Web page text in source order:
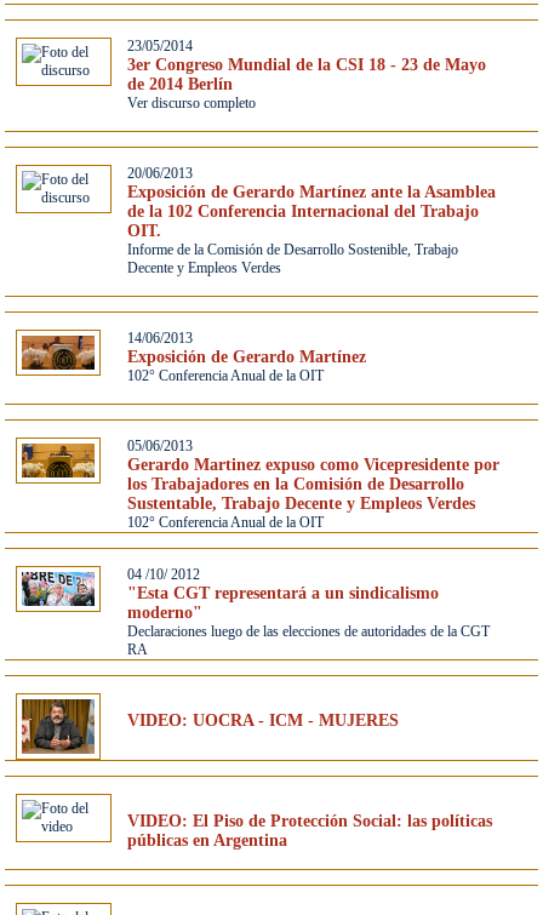
23/05/2014
3er Congreso Mundial de la CSI 18 - 23 de Mayo
de 2014 Berlín
Ver discurso completo
20/06/2013
Exposición de Gerardo Martínez ante la Asamblea
de la 102 Conferencia Internacional del Trabajo
OIT.
Informe de la Comisión de Desarrollo Sostenible, Trabajo
Decente y Empleos Verdes
14/06/2013
Exposición de Gerardo Martínez
102° Conferencia Anual de la OIT
05/06/2013
Gerardo Martinez expuso como Vicepresidente por
los Trabajadores en la Comisión de Desarrollo
Sustentable, Trabajo Decente y Empleos Verdes
102° Conferencia Anual de la OIT
04 /10/ 2012
"Esta CGT representará a un sindicalismo
moderno"
Declaraciones luego de las elecciones de autoridades de la CGT
RA
VIDEO: UOCRA - ICM - MUJERES
VIDEO: El Piso de Protección Social: las políticas
públicas en Argentina